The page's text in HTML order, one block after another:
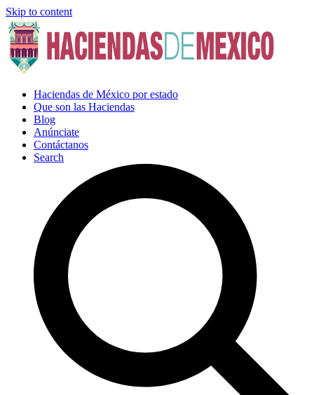
Skip to content
Haciendas de México por estado
Que son las Haciendas
Blog
Anúnciate
Contáctanos
Search